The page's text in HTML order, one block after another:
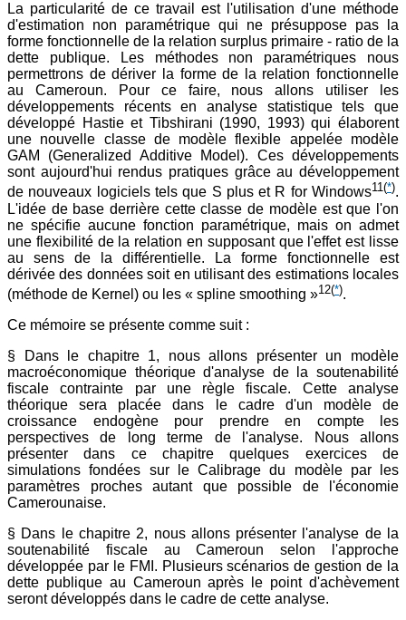
La particularité de ce travail est l'utilisation d'une méthode
d'estimation non paramétrique qui ne présuppose pas la
forme fonctionnelle de la relation surplus primaire - ratio de la
dette publique. Les méthodes non paramétriques nous
permettrons de dériver la forme de la relation fonctionnelle
au Cameroun. Pour ce faire, nous allons utiliser les
développements récents en analyse statistique tels que
développé Hastie et Tibshirani (1990, 1993) qui élaborent
une nouvelle classe de modèle flexible appelée modèle
GAM (Generalized Additive Model). Ces développements
sont aujourd'hui rendus pratiques grâce au développement
de nouveaux logiciels tels que S plus et R for Windows11(*).
L'idée de base derrière cette classe de modèle est que l'on
ne spécifie aucune fonction paramétrique, mais on admet
une flexibilité de la relation en supposant que l'effet est lisse
au sens de la différentielle. La forme fonctionnelle est
dérivée des données soit en utilisant des estimations locales
(méthode de Kernel) ou les « spline smoothing »12(*).
Ce mémoire se présente comme suit :
§ Dans le chapitre 1, nous allons présenter un modèle
macroéconomique théorique d'analyse de la soutenabilité
fiscale contrainte par une règle fiscale. Cette analyse
théorique sera placée dans le cadre d'un modèle de
croissance endogène pour prendre en compte les
perspectives de long terme de l'analyse. Nous allons
présenter dans ce chapitre quelques exercices de
simulations fondées sur le Calibrage du modèle par les
paramètres proches autant que possible de l'économie
Camerounaise.
§ Dans le chapitre 2, nous allons présenter l'analyse de la
soutenabilité fiscale au Cameroun selon l'approche
développée par le FMI. Plusieurs scénarios de gestion de la
dette publique au Cameroun après le point d'achèvement
seront développés dans le cadre de cette analyse.